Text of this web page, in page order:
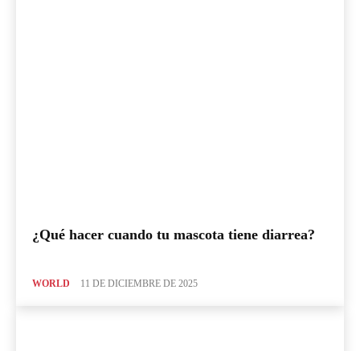
¿Qué hacer cuando tu mascota tiene diarrea?
WORLD 11 DE DICIEMBRE DE 2025